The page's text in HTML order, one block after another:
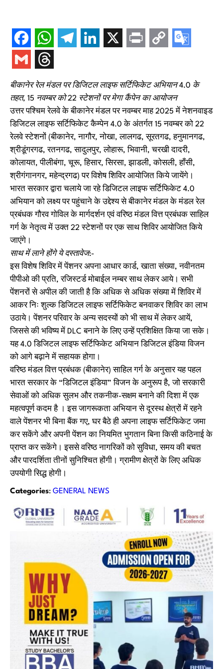
बीकानेर रेल मंडल पर डिजिटल लाइफ सर्टिफिकेट अभियान 4.0 के
तहत, 15 नवम्बर को 22 स्टेशनों पर मेगा कैंपेन का आयोजन
उत्तर पश्चिम रेलवे के बीकानेर मंडल पर नवम्बर माह 2025 में नेशनवाइड
डिजिटल लाइफ सर्टिफिकेट कैम्पेन 4.0 के अंतर्गत 15 नवम्बर को 22
रेलवे स्टेशनों (बीकानेर, नागौर, नोखा, लालगढ, सूरतगढ, हनुमानगढ,
श्रीडूंगरगढ, रतनगढ, सादुलपुर, लोहारू, भिवानी, चरखी दादरी,
कोलायत, पीलीबंगा, चूरू, हिसार, सिरसा, झाडली, कोसली, हाँसी,
श्रीगंगानगर, महेन्द्रगढ) पर विशेष शिविर आयोजित किये जायेंगे।
भारत सरकार द्वारा चलाये जा रहे डिजिटल लाइफ सर्टिफिकेट 4.0
अभियान को लक्ष्य पर पहुंचाने के उद्देश्य से बीकानेर मंडल के मंडल रेल
प्रबंधक गौरव गोविल के मार्गदर्शन एवं वरिष्ठ मंडल वित्त प्रबंधक साहिल
गर्ग के नेतृत्व में उक्त 22 स्टेशनों पर एक साथ शिविर आयोजित किये
जाएंगे।
साथ में लाने होंगे ये दस्तावेज:-
इस विशेष शिविर में पेंशनर अपना आधार कार्ड, खाता संख्या, नवीनतम
पीपीओ की प्रति, रजिस्टर्ड मोबाईल नम्बर साथ लेकर आये। सभी
पेंशनरों से अपील की जाती है कि अधिक से अधिक संख्या में शिविर में
आकर निः शुल्क डिजिटल लाइफ सर्टिफिकेट बनवाकर शिविर का लाभ
उठाये। पेंशनर परिवार के अन्य सदस्यों को भी साथ में लेकर आयें,
जिससे की भविष्य में DLC बनाने के लिए उन्हें प्रशिक्षित किया जा सके।
यह 4.0 डिजिटल लाइफ सर्टिफिकेट अभियान डिजिटल इंडिया विजन
को आगे बढ़ाने में सहायक होगा।
वरिष्ठ मंडल वित्त प्रबंधक (बीकानेर) साहिल गर्ग के अनुसार यह पहल
भारत सरकार के “डिजिटल इंडिया” विजन के अनुरूप है, जो सरकारी
सेवाओं को अधिक सुलभ और तकनीक-सक्षम बनाने की दिशा में एक
महत्वपूर्ण कदम है । इस जागरूकता अभियान से दूरस्थ क्षेत्रों में रहने
वाले पेंशनर भी बिना बैंक गए, घर बैठे ही अपना लाइफ सर्टिफिकेट जमा
कर सकेंगे और अपनी पेंशन का नियमित भुगतान बिना किसी कठिनाई के
प्राप्त कर सकेंगे। इससे वरिष्ठ नागरिकों को सुविधा, समय की बचत
और पारदर्शिता तीनों सुनिश्चित होंगी। ग्रामीण क्षेत्रों के लिए अधिक
उपयोगी सिद्ध होगी।
Categories: GENERAL NEWS